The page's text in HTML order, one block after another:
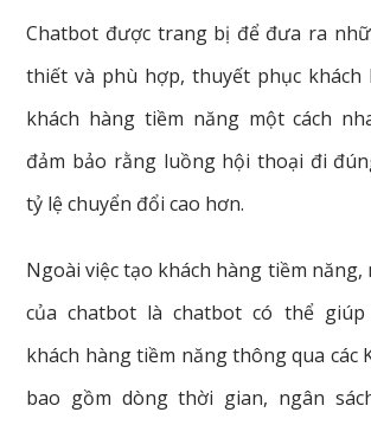
Chatbot được trang bị để đưa ra
thiết và phù hợp, thuyết phục khách
khách hàng tiềm năng một cách
đảm bảo rằng luồng hội thoại đi
tỷ lệ chuyển đổi cao hơn.
Ngoài việc tạo khách hàng tiềm năng,
của chatbot là chatbot có thể
khách hàng tiềm năng thông qua các
bao gồm dòng thời gian, ngân